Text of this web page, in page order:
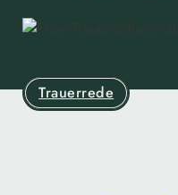
Trauerrede